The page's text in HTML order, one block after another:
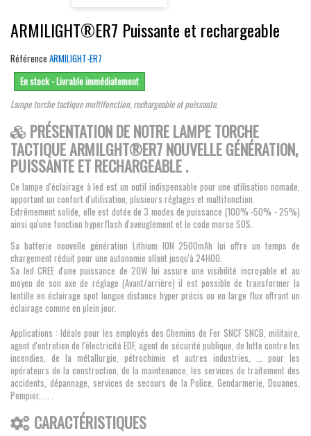
ARMILIGHT®ER7 Puissante et rechargeable
Référence ARMILIGHT-ER7
En stock - Livrable immédiatement
Lampe torche tactique multifonction, rechargeable et puissante.
PRÉSENTATION DE NOTRE LAMPE TORCHE
TACTIQUE ARMILGHT®ER7 NOUVELLE GÉNÉRATION,
PUISSANTE ET RECHARGEABLE .
Ce lampe d'éclairage à led est un outil indispensable pour une utilisation nomade,
apportant un confort d'utilisation, plusieurs réglages et multifonction.
Extrêmement solide, elle est dotée de 3 modes de puissance (100% -50% - 25%)
ainsi qu'une fonction hyperflash d'aveuglement et le code morse SOS.
Sa batterie nouvelle génération Lithium ION 2500mAh lui offre un temps de
chargement réduit pour une autonomie allant jusqu'à 24H00.
Sa led CREE d'une puissance de 20W lui assure une visibilité incroyable et au
moyen de son axe de réglage (Avant/arrière) il est possible de transformer la
lentille en éclairage spot longue distance hyper précis ou en large flux offrant un
éclairage comme en plein jour.
Applications : Idéale pour les employés des Chemins de Fer SNCF SNCB, militaire,
agent d'entretien de l'électricité EDF, agent de sécurité publique, de lutte contre les
incendies, de la métallurgie, pétrochimie et autres industries, ... pour les
opérateurs de la construction, de la maintenance, les services de traitement des
accidents, dépannage, services de secours de la Police, Gendarmerie, Douanes,
Pompier, ... .
CARACTÉRISTIQUES